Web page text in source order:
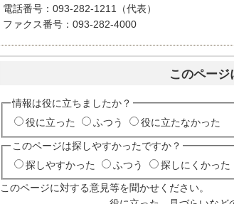
電話番号：093-282-1211（代表）
ファクス番号：093-282-4000
このページ
情報は役に立ちましたか？
役に立った
ふつう 役に立たなかった
このページは探しやすかったですか？
探しやすかった
ふつう 探しにくかった
このページに対する意見等を聞かせください。